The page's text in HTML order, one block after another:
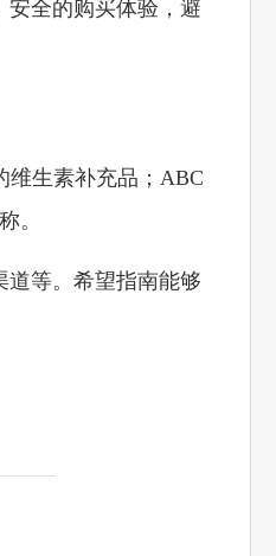
安全的购买体验，避
维生素补充品；ABC
。
道等。希望指南能够